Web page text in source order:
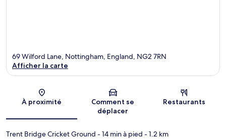
Carte
69 Wilford Lane, Nottingham, England, NG2 7RN
Afficher la carte
À proximité
Comment se
déplacer
Restaurants
Trent Bridge Cricket Ground - 14 min à pied - 1.2 km